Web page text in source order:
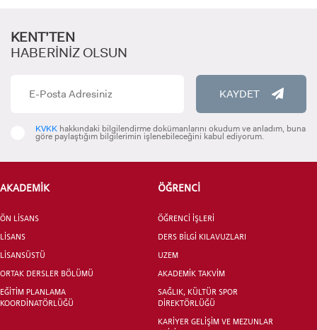
ADAY ÖĞRENCİ
KENT’TEN
HABERİNİZ OLSUN
KAYDET
KVKK hakkındaki bilgilendirme dokümanlarını okudum ve anladım, buna
göre paylaştığım bilgilerimin işlenebileceğini kabul ediyorum.
AKADEMİK
ÖN LİSANS
LİSANS
LİSANSÜSTÜ
ORTAK DERSLER BÖLÜMÜ
EĞİTİM PLANLAMA
KOORDİNATÖRLÜĞÜ
ÖĞRENCİ
ÖĞRENCİ İŞLERİ
DERS BİLGİ KILAVUZLARI
UZEM
AKADEMİK TAKVİM
SAĞLIK, KÜLTÜR SPOR
DİREKTÖRLÜĞÜ
KARİYER GELİŞİM VE MEZUNLAR